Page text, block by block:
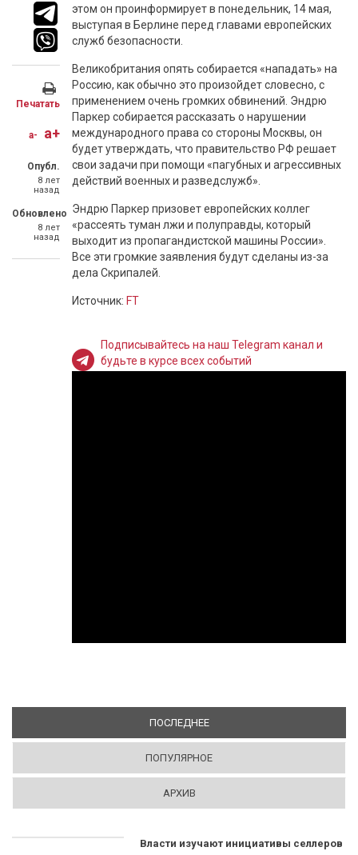
Печатать
a- a+
Опубл.
8 лет
назад
Обновлено
8 лет
назад
этом он проинформирует в понедельник, 14 мая,
выступая в Берлине перед главами европейских
служб безопасности.
Великобритания опять собирается «нападать» на
Россию, как обычно это произойдет словесно, с
применением очень громких обвинений. Эндрю
Паркер собирается рассказать о нарушении
международного права со стороны Москвы, он
будет утверждать, что правительство РФ решает
свои задачи при помощи «пагубных и агрессивных
действий военных и разведслужб».
Эндрю Паркер призовет европейских коллег
«рассеять туман лжи и полуправды, который
выходит из пропагандистской машины России».
Все эти громкие заявления будут сделаны из-за
дела Скрипалей.
Источник: FT
Подписывайтесь на наш Telegram канал и
будьте в курсе всех событий
ПОСЛЕДНЕЕ(АКТИВНАЯ ВКЛАДКА)
ПОПУЛЯРНОЕ
АРХИВ
Власти изучают инициативы селлеров